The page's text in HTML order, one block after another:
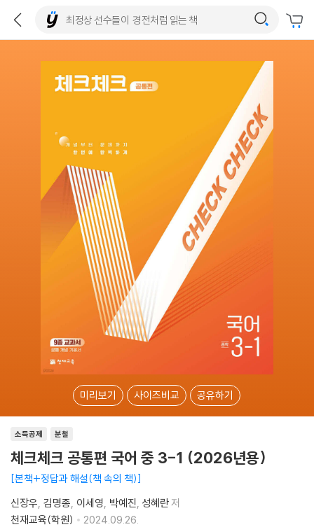
미리보기 사이즈비교 공유하기
소득공제 분철
체크체크 공통편 국어 중 3-1 (2026년용)
본책+정답과 해설(책 속의 책)
신장우 김명종 이세영 박예진 성혜란저
천재교육(학원)
2024.09.26.